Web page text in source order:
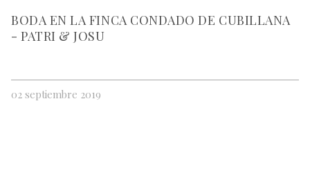
BODA EN LA FINCA CONDADO DE CUBILLANA
- PATRI & JOSU
02 septiembre 2019